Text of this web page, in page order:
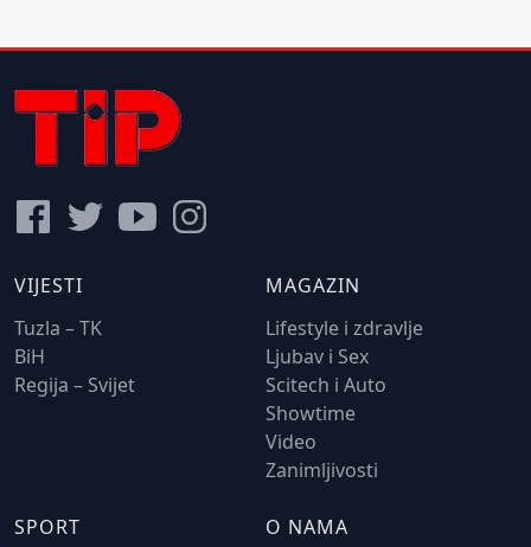
VIJESTI
Tuzla – TK
BiH
Regija – Svijet
MAGAZIN
Lifestyle i zdravlje
Ljubav i Sex
Scitech i Auto
Showtime
Video
Zanimljivosti
SPORT O NAMA